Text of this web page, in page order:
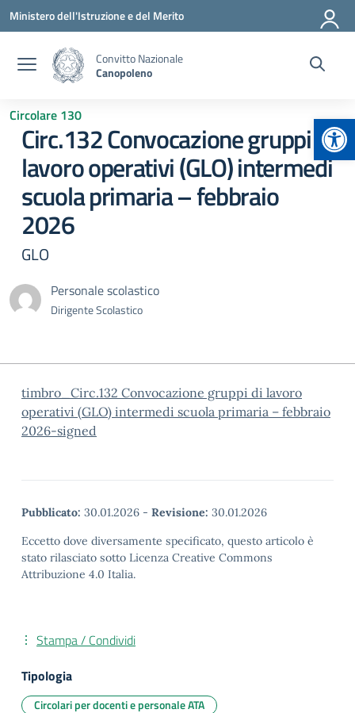
Vai ai contenuti
Vai al menu di navigazione
Vai al footer
Ministero dell'Istruzione e del Merito
Convitto Nazionale
Canopoleno
Circolare 130
Circ.132 Convocazione gruppi di
lavoro operativi (GLO) intermedi
scuola primaria – febbraio
2026
GLO
Personale scolastico
Dirigente Scolastico
timbro_Circ.132 Convocazione gruppi di lavoro
operativi (GLO) intermedi scuola primaria – febbraio
2026-signed
Pubblicato: 30.01.2026 - Revisione: 30.01.2026
Eccetto dove diversamente specificato, questo articolo è
stato rilasciato sotto Licenza Creative Commons
Attribuzione 4.0 Italia.
Stampa / Condividi
Tipologia
Circolari per docenti e personale ATA